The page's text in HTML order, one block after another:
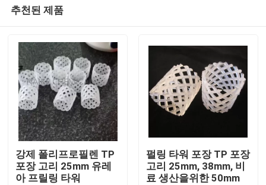
추천된 제품
강제 폴리프로필렌 TP
포장 고리 25mm 유레
아 프릴링 타워
펄링 타워 포장 TP 포장
고리 25mm, 38mm, 비
료 생산을위한 50mm